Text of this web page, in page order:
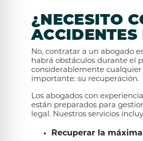
¿NECESITO
ACCIDENTES
No, contratar a un abogado
habrá obstáculos durante el
considerablemente
importante: su recuperación.
Los abogados con
están preparados para
legal. Nuestros servicios
Recuperar la